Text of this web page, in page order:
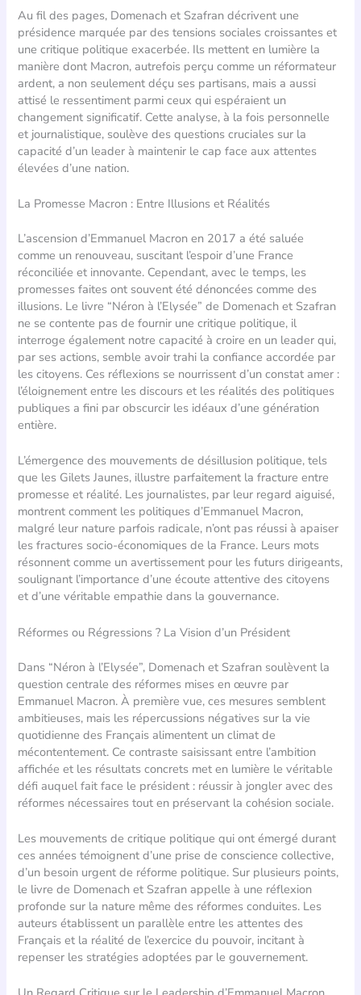
Au fil des pages, Domenach et Szafran décrivent une
présidence marquée par des tensions sociales croissantes et
une critique politique exacerbée. Ils mettent en lumière la
manière dont Macron, autrefois perçu comme un réformateur
ardent, a non seulement déçu ses partisans, mais a aussi
attisé le ressentiment parmi ceux qui espéraient un
changement significatif. Cette analyse, à la fois personnelle
et journalistique, soulève des questions cruciales sur la
capacité d’un leader à maintenir le cap face aux attentes
élevées d’une nation.
La Promesse Macron : Entre Illusions et Réalités
L’ascension d’Emmanuel Macron en 2017 a été saluée
comme un renouveau, suscitant l’espoir d’une France
réconciliée et innovante. Cependant, avec le temps, les
promesses faites ont souvent été dénoncées comme des
illusions. Le livre “Néron à l’Elysée” de Domenach et Szafran
ne se contente pas de fournir une critique politique, il
interroge également notre capacité à croire en un leader qui,
par ses actions, semble avoir trahi la confiance accordée par
les citoyens. Ces réflexions se nourrissent d’un constat amer :
l’éloignement entre les discours et les réalités des politiques
publiques a fini par obscurcir les idéaux d’une génération
entière.
L’émergence des mouvements de désillusion politique, tels
que les Gilets Jaunes, illustre parfaitement la fracture entre
promesse et réalité. Les journalistes, par leur regard aiguisé,
montrent comment les politiques d’Emmanuel Macron,
malgré leur nature parfois radicale, n’ont pas réussi à apaiser
les fractures socio-économiques de la France. Leurs mots
résonnent comme un avertissement pour les futurs dirigeants,
soulignant l’importance d’une écoute attentive des citoyens
et d’une véritable empathie dans la gouvernance.
Réformes ou Régressions ? La Vision d’un Président
Dans “Néron à l’Elysée”, Domenach et Szafran soulèvent la
question centrale des réformes mises en œuvre par
Emmanuel Macron. À première vue, ces mesures semblent
ambitieuses, mais les répercussions négatives sur la vie
quotidienne des Français alimentent un climat de
mécontentement. Ce contraste saisissant entre l’ambition
affichée et les résultats concrets met en lumière le véritable
défi auquel fait face le président : réussir à jongler avec des
réformes nécessaires tout en préservant la cohésion sociale.
Les mouvements de critique politique qui ont émergé durant
ces années témoignent d’une prise de conscience collective,
d’un besoin urgent de réforme politique. Sur plusieurs points,
le livre de Domenach et Szafran appelle à une réflexion
profonde sur la nature même des réformes conduites. Les
auteurs établissent un parallèle entre les attentes des
Français et la réalité de l’exercice du pouvoir, incitant à
repenser les stratégies adoptées par le gouvernement.